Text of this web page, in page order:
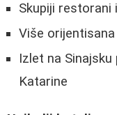
Skupiji restorani
Više
Izlet na
Katarine